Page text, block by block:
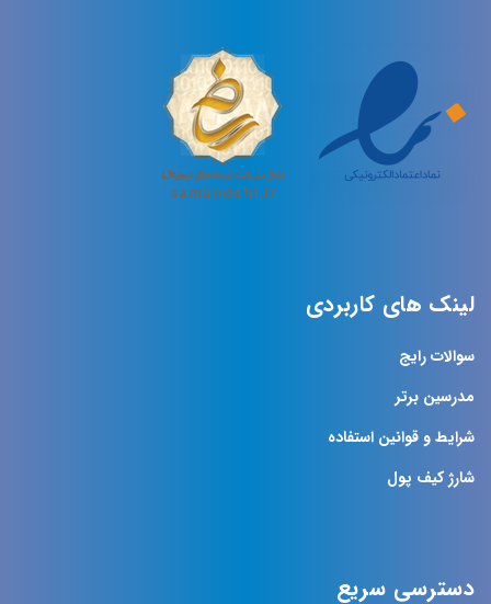
لینک های کاربردی
سوالات رایج
مدرسین برتر
شرایط و قوانین استفاده
شارژ کیف پول
دسترسی سریع